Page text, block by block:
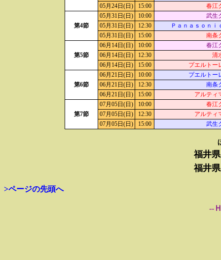
05月24日(日)
15:00 春江
第4節
05月31日(日) 10:00
武生
05月31日(日)
12:30
Ｐａｎａｓｏｎｉ
05月31日(日)
15:00 南条
第5節
06月14日(日) 10:00
春江
06月14日(日)
12:30
清
06月14日(日)
15:00 プエルトー
第6節
06月21日(日) 10:00
プエルトー
06月21日(日)
12:30
南条
06月21日(日)
15:00 アルティ
第7節
07月05日(日) 10:00
春江
07月05日(日)
12:30
アルティ
07月05日(日)
15:00 武生
福井
福井
>ページの先頭へ
--